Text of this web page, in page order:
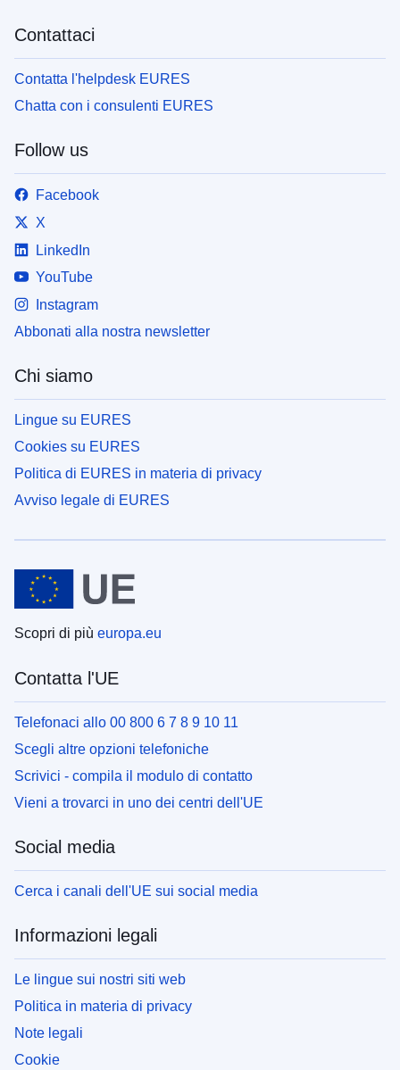
Contattaci
Contatta l'helpdesk EURES
Chatta con i consulenti EURES
Follow us
Facebook
X
LinkedIn
YouTube
Instagram
Abbonati alla nostra newsletter
Chi siamo
Lingue su EURES
Cookies su EURES
Politica di EURES in materia di privacy
Avviso legale di EURES
Scopri di più europa.eu
Contatta l'UE
Telefonaci allo 00 800 6 7 8 9 10 11
Scegli altre opzioni telefoniche
Scrivici - compila il modulo di contatto
Vieni a trovarci in uno dei centri dell'UE
Social media
Cerca i canali dell'UE sui social media
Informazioni legali
Le lingue sui nostri siti web
Politica in materia di privacy
Note legali
Cookie